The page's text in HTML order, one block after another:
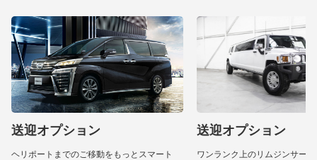
送迎オプション
ヘリポートまでのご移動をもっとスマート
送迎オプション
ワンランク上のリムジンサー